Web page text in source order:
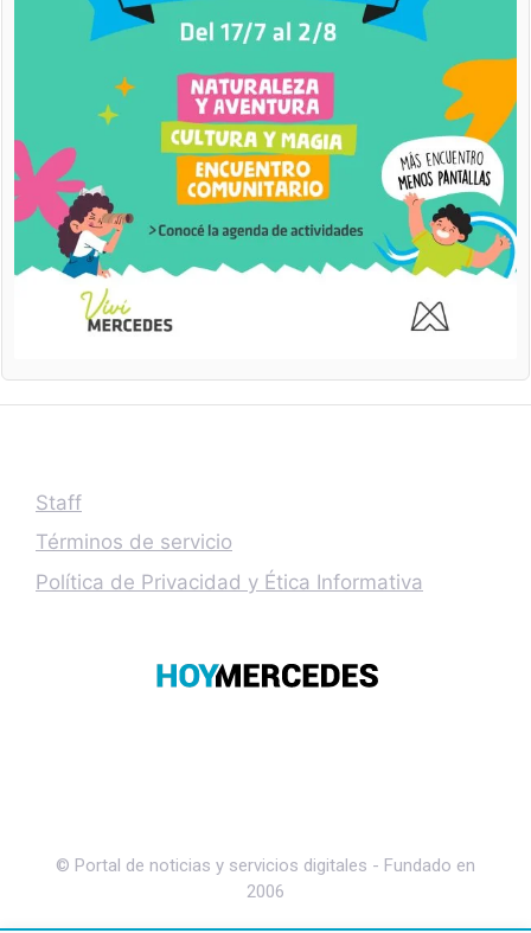
Staff
Términos de servicio
Política de Privacidad y Ética Informativa
© Portal de noticias y servicios digitales - Fundado en
2006